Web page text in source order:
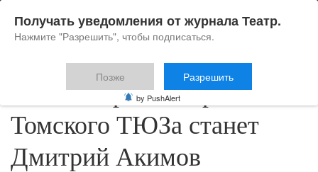
Главным режиссёром
Томского ТЮЗа станет
Дмитрий Акимов
Получать уведомления от журнала Театр.
Нажмите "Разрешить", чтобы подписаться.
Позже Разрешить
by PushAlert